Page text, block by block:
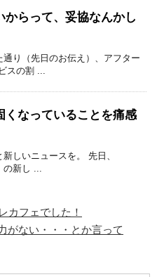
からって、妥協なんかし
通り（先日のお伝え）、アフター
スの割 ...
くなっていることを痛感
しいニュースを。 先日、
の新し ...
カフェでした！
がない・・・とか言って